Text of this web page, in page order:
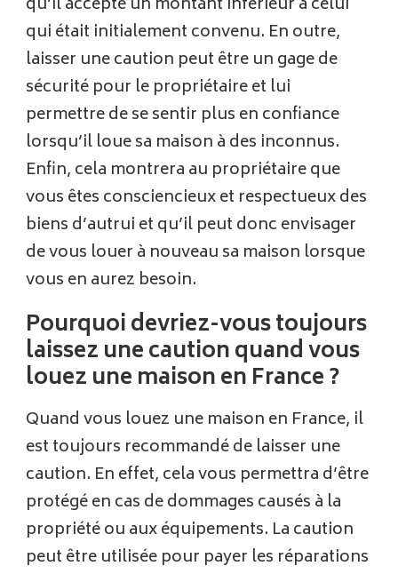
qui était initialement convenu. En outre,
laisser une caution peut être un gage de
sécurité pour le propriétaire et lui
permettre de se sentir plus en confiance
lorsqu’il loue sa maison à des inconnus.
Enfin, cela montrera au propriétaire que
vous êtes consciencieux et respectueux des
biens d’autrui et qu’il peut donc envisager
de vous louer à nouveau sa maison lorsque
vous en aurez besoin.
Pourquoi devriez-vous toujours
laissez une caution quand vous
louez une maison en France ?
Quand vous louez une maison en France, il
est toujours recommandé de laisser une
caution. En effet, cela vous permettra d’être
protégé en cas de dommages causés à la
propriété ou aux équipements. La caution
peut être utilisée pour payer les réparations